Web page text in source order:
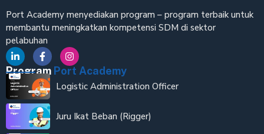
Port Academy menyediakan program – program terbaik untuk
membantu meningkatkan kompetensi SDM di sektor
pelabuhan
Program Port Academy
Logistic Administration Officer
Juru Ikat Beban (Rigger)